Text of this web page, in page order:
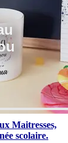
Maitresses,
scolaire.